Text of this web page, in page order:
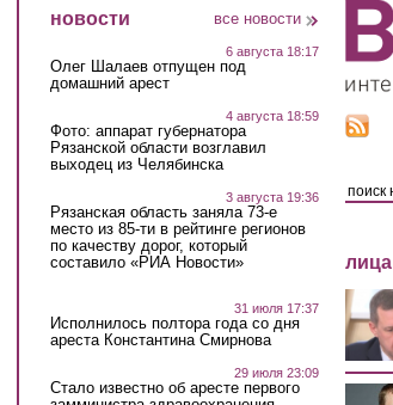
новости все новости
6 августа 18:17
Олег Шалаев отпущен под
домашний арест
4 августа 18:59
Фото: аппарат губернатора
Рязанской области возглавил
выходец из Челябинска
3 августа 19:36
Рязанская область заняла 73-е
место из 85-ти в рейтинге регионов
по качеству дорог, который
составило «РИА Новости»
31 июля 17:37
Исполнилось полтора года со дня
ареста Константина Смирнова
29 июля 23:09
Стало известно об аресте первого
лица